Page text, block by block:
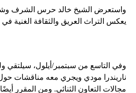
واستعرض الشيخ خالد حرس الشرف
يعكس التراث العريق والثقافة الغنية في
وفي التاسع من سبتمبر/أيلول، سيلتقي
ناريندرا مودي ويجري معه مناقشات
مجالات التعاون الثنائي. ومن المقرر